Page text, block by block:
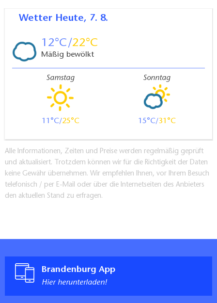
Wetter Heute, 7. 8.
12 22
Mäßig bewölkt
Samstag
11 25
Sonntag
15 31
Alle Informationen, Zeiten und Preise werden regelmäßig geprüft
und aktualisiert. Trotzdem können wir für die Richtigkeit der Daten
keine Gewähr übernehmen. Wir empfehlen Ihnen, vor Ihrem Besuch
telefonisch / per E-Mail oder über die Internetseiten des Anbieters
den aktuellen Stand zu erfragen.
Brandenburg App
Hier herunterladen!